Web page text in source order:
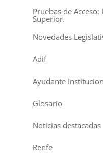
Pruebas de
Superior.
Novedades
Adif
Ayudante
Glosario
Noticias destacadas
Renfe